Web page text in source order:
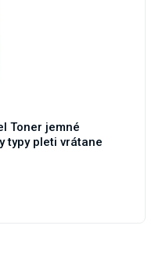
Toner jemné
typy pleti vrátane